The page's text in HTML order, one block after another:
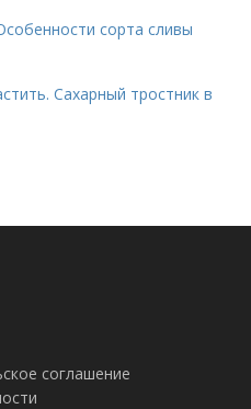
сорта сливы
Сахарный тростник в
соглашение